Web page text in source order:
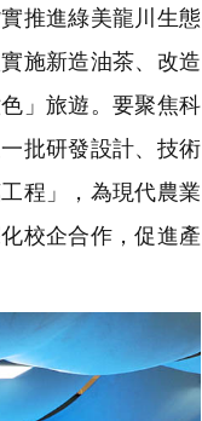
推進綠美龍川生態
施新造油茶、改造
」旅遊。要聚焦科
批研發設計、技術
程」，為現代農業
校企合作，促進產